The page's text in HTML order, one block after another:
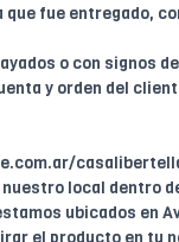
fue entregado,
o con signos
y orden del
local dentro
ubicados en
el producto en tu